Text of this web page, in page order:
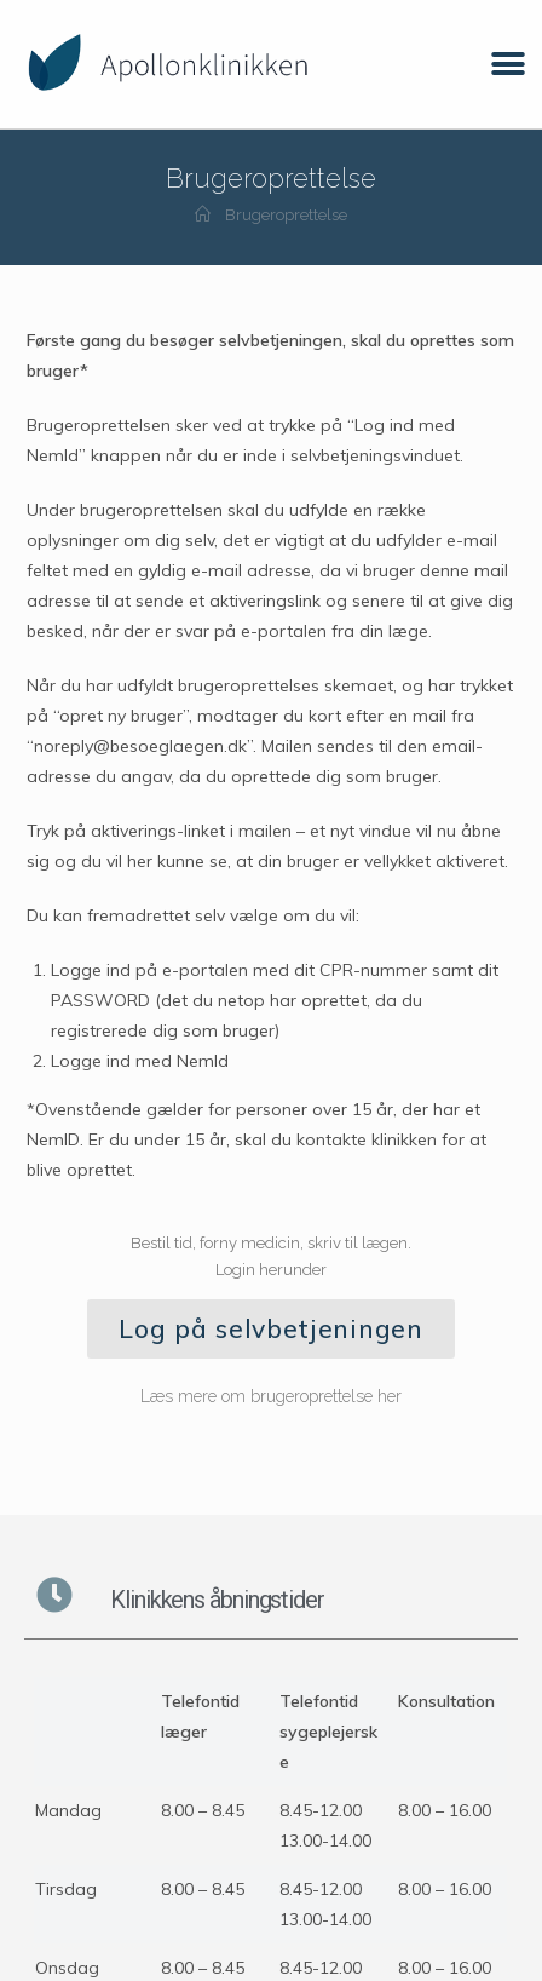
Brugeroprettelse
Brugeroprettelse
Første gang du besøger selvbetjeningen, skal du oprettes som
bruger*
Brugeroprettelsen sker ved at trykke på “Log ind med
NemId” knappen når du er inde i selvbetjeningsvinduet.
Under brugeroprettelsen skal du udfylde en række
oplysninger om dig selv, det er vigtigt at du udfylder e-mail
feltet med en gyldig e-mail adresse, da vi bruger denne mail
adresse til at sende et aktiveringslink og senere til at give dig
besked, når der er svar på e-portalen fra din læge.
Når du har udfyldt brugeroprettelses skemaet, og har trykket
på “opret ny bruger”, modtager du kort efter en mail fra
“noreply@besoeglaegen.dk”. Mailen sendes til den email-
adresse du angav, da du oprettede dig som bruger.
Tryk på aktiverings-linket i mailen – et nyt vindue vil nu åbne
sig og du vil her kunne se, at din bruger er vellykket aktiveret.
Du kan fremadrettet selv vælge om du vil:
Logge ind på e-portalen med dit CPR-nummer samt dit
PASSWORD (det du netop har oprettet, da du
registrerede dig som bruger)
Logge ind med NemId
*Ovenstående gælder for personer over 15 år, der har et
NemID. Er du under 15 år, skal du kontakte klinikken for at
blive oprettet.
Bestil tid, forny medicin, skriv til lægen.
Login herunder
Log på selvbetjeningen
Læs mere om brugeroprettelse her
Klinikkens åbningstider
Telefontid
læger
Telefontid
sygeplejersk
e
Konsultation
Mandag 8.00 – 8.45
8.45-12.00
13.00-14.00
8.00 – 16.00
Tirsdag 8.00 – 8.45
8.45-12.00
13.00-14.00
8.00 – 16.00
Onsdag 8.00 – 8.45
8.45-12.00
8.00 – 16.00